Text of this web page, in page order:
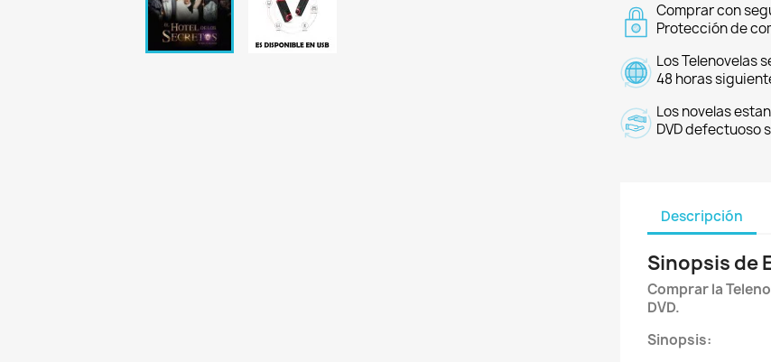
Comprar con
Protección de
Los Telenovelas
48 horas
Los novelas
DVD defectuoso
Descripción
Sinopsis de
Comprar la
DVD.
Sinopsis: